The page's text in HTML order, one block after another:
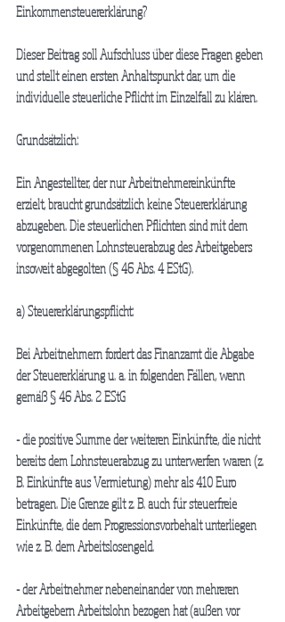
Einkommensteuererklärung?
Dieser Beitrag soll Aufschluss über diese Fragen geben
und stellt einen ersten Anhaltspunkt dar, um die
individuelle steuerliche Pflicht im Einzelfall zu klären.
Grundsätzlich:
Ein Angestellter, der nur Arbeitnehmereinkünfte
erzielt, braucht grundsätzlich keine Steuererklärung
abzugeben. Die steuerlichen Pflichten sind mit dem
vorgenommenen Lohnsteuerabzug des Arbeitgebers
insoweit abgegolten (§ 46 Abs. 4 EStG).
a) Steuererklärungspflicht:
Bei Arbeitnehmern fordert das Finanzamt die Abgabe
der Steuererklärung u. a. in folgenden Fällen, wenn
gemäß § 46 Abs. 2 EStG
- die positive Summe der weiteren Einkünfte, die nicht
bereits dem Lohnsteuerabzug zu unterwerfen waren (z.
B. Einkünfte aus Vermietung) mehr als 410 Euro
betragen. Die Grenze gilt z. B. auch für steuerfreie
Einkünfte, die dem Progressionsvorbehalt unterliegen
wie z. B. dem Arbeitslosengeld.
- der Arbeitnehmer nebeneinander von mehreren
Arbeitgebern Arbeitslohn bezogen hat (außen vor